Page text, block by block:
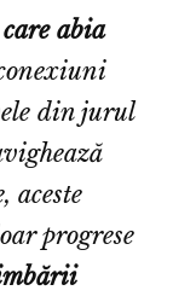
abia
din jurul
aceste
progrese